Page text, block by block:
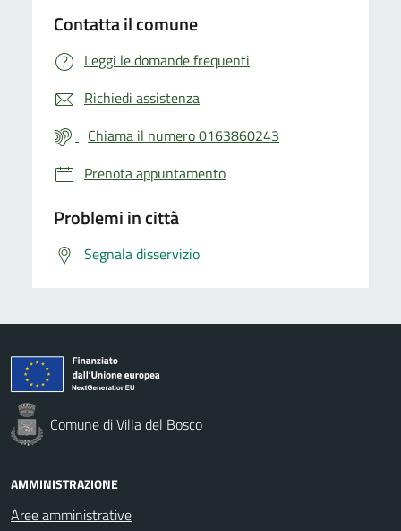
Contatta il comune
Leggi le domande frequenti
Richiedi assistenza
Chiama il numero 0163860243
Prenota appuntamento
Problemi in città
Segnala disservizio
Comune di Villa del Bosco
AMMINISTRAZIONE
Aree amministrative